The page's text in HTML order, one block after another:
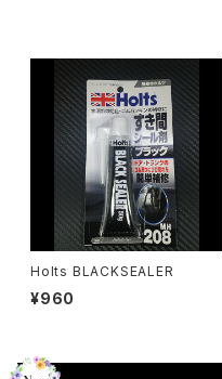
Holts BLACKSEALER
¥960